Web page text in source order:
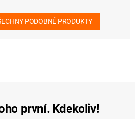
PODOBNÉ PRODUKTY
první. Kdekoliv!